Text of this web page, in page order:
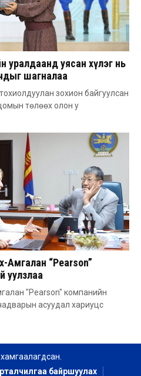
уралдаанд уясан хүлэг нь
шагналаа
зохион байгуулсан
төлөөх олон у
Амгалан “Pearson”
уулзлаа
"Pearson" компанийн
асуудал хариуцс
байршуулах